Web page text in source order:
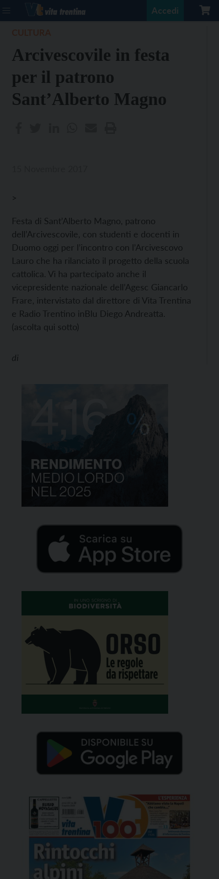
Accedi
Arcivescovile in festa
per il patrono
Sant’Alberto Magno
>
Festa di Sant’Alberto Magno, patrono
dell’Arcivescovile, con studenti e docenti in
Duomo oggi per l’incontro con l’Arcivescovo
Lauro che ha rilanciato il progetto della scuola
cattolica. Vi ha partecipato anche il
vicepresidente nazionale dell’Agesc Giancarlo
Frare, intervistato dal direttore di Vita Trentina
e Radio Trentino inBlu Diego Andreatta.
(ascolta qui sotto)
di